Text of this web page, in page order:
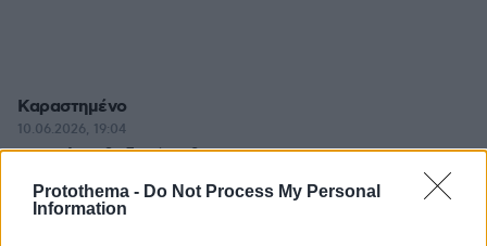
Protothema - Do Not Process My Personal
Information
Καραστημένο
10.06.2026, 19:04
Ο Αγγλος βαζει όπισθεν στο σασμαν
ΑΠΑΝΤΗΣΗ